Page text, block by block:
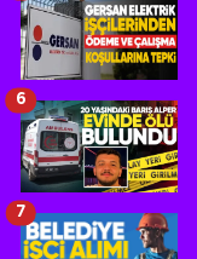
6
7